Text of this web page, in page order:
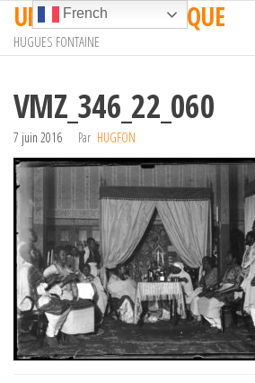
Passer
contenu
UN TRAIN EN AFRIQUE
HUGUES FONTAINE
VMZ_346_22_060
7 juin 2016 Par HUGFON
French